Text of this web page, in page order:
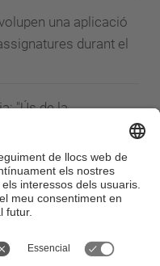
una aplicació
durant el
"Ús de la
(PKI) en els
Telecomunicacions
construeixen un